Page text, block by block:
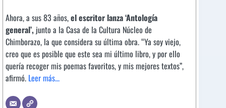
Ahora, a sus 83 años,el escritor lanza ‘Antología
general’, junto a la Casa de la Cultura Núcleo de
Chimborazo, la que considera su última obra. “Ya soy viejo,
creo que es posible que este sea mi último libro, y por ello
quería recoger mis poemas favoritos, y mis mejores textos”,
afirmó. Leer más...